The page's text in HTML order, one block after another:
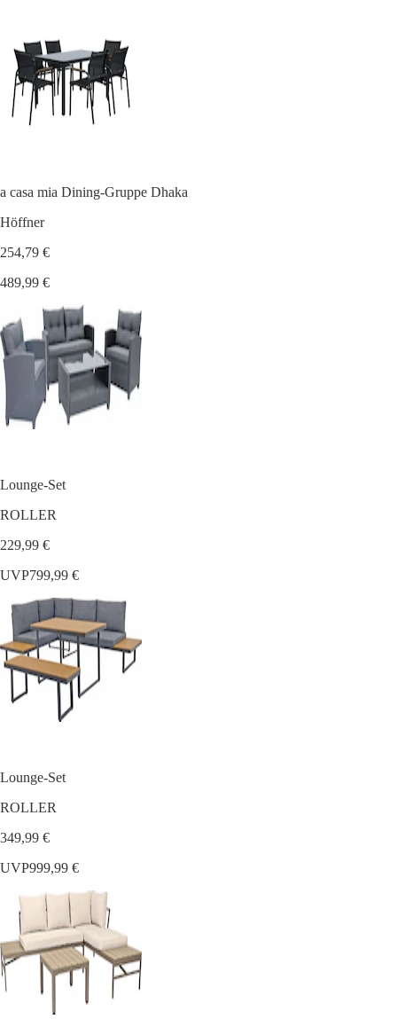
a casa mia Dining-Gruppe Dhaka
Höffner
254,79 €
489,99 €
Lounge-Set
ROLLER
229,99 €
UVP799,99 €
Lounge-Set
ROLLER
349,99 €
UVP999,99 €